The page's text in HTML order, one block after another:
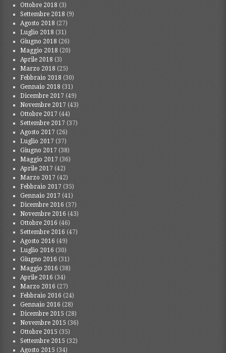
Ottobre 2018 (3)
Settembre 2018 (9)
Agosto 2018 (27)
Luglio 2018 (31)
Giugno 2018 (26)
Maggio 2018 (20)
Aprile 2018 (3)
Marzo 2018 (25)
Febbraio 2018 (30)
Gennaio 2018 (31)
Dicembre 2017 (49)
Novembre 2017 (43)
Ottobre 2017 (44)
Settembre 2017 (37)
Agosto 2017 (26)
Luglio 2017 (37)
Giugno 2017 (38)
Maggio 2017 (36)
Aprile 2017 (42)
Marzo 2017 (42)
Febbraio 2017 (35)
Gennaio 2017 (41)
Dicembre 2016 (37)
Novembre 2016 (43)
Ottobre 2016 (46)
Settembre 2016 (47)
Agosto 2016 (49)
Luglio 2016 (30)
Giugno 2016 (31)
Maggio 2016 (38)
Aprile 2016 (34)
Marzo 2016 (27)
Febbraio 2016 (24)
Gennaio 2016 (28)
Dicembre 2015 (28)
Novembre 2015 (36)
Ottobre 2015 (35)
Settembre 2015 (32)
Agosto 2015 (34)